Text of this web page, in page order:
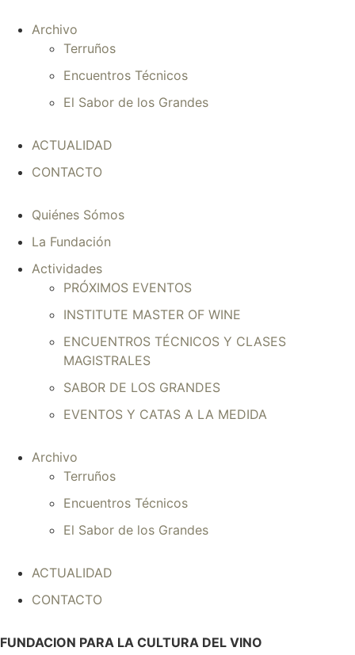
Archivo
Terruños
Encuentros Técnicos
El Sabor de los Grandes
ACTUALIDAD
CONTACTO
Quiénes Sómos
La Fundación
Actividades
PRÓXIMOS EVENTOS
INSTITUTE MASTER OF WINE
ENCUENTROS TÉCNICOS Y CLASES
MAGISTRALES
SABOR DE LOS GRANDES
EVENTOS Y CATAS A LA MEDIDA
Archivo
Terruños
Encuentros Técnicos
El Sabor de los Grandes
ACTUALIDAD
CONTACTO
FUNDACION PARA LA CULTURA DEL VINO